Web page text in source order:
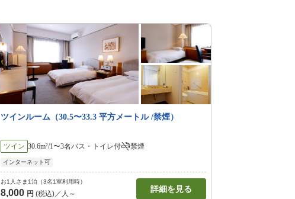
ツインルーム（30.5〜33.3 平方メートル /禁煙）
ツイン 30.6m²/1〜3名バス・トイレ付 禁煙
インターネット可
お1人さま1泊（3名1室利用時）
8,000 円 (税込)／人～ 詳細を見る